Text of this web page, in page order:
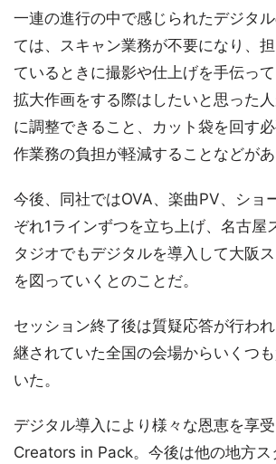
一連の進行の中で感じられたデジタ
ては、スキャン業務が不要になり、
ているときに撮影や仕上げを手伝って
拡大作画をする際はしたいと思った
に調整できること、カット袋を回す
作業務の負担が軽減することなどがあ
今後、同社ではOVA、楽曲PV、ショ
ぞれ1ラインずつを立ち上げ、名古屋
タジオでもデジタルを導入して大阪
を図っていくとのことだ。
セッション終了後は質疑応答が行わ
継されていた全国の会場からいくつ
いた。
デジタル導入により様々な恩恵を享
Creators in Pack。今後は他の地方ス